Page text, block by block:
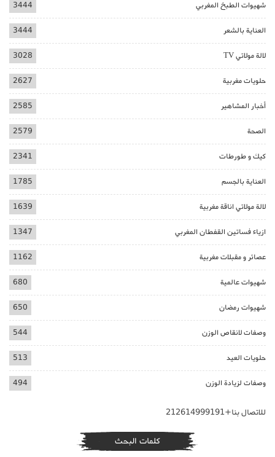
شهيوات الطبخ المغربي 3444
العناية بالشعر 3444
لالة مولاتي TV 3028
حلويات مغربية 2627
أخبار المشاهير 2585
الصحة 2579
كيك و طورطات 2341
العناية بالجسم 1785
لالة مولاتي اناقة مغربية 1639
ازياء فساتين القفطان المغربي 1347
عصائر و مقبلات مغربية 1162
شهيوات عالمية 680
شهيوات رمضان 650
وصفات لانقاص الوزن 544
حلويات العيد 513
وصفات لزيادة الوزن 494
للاتصال بنا+212614999191
كلمات البحث